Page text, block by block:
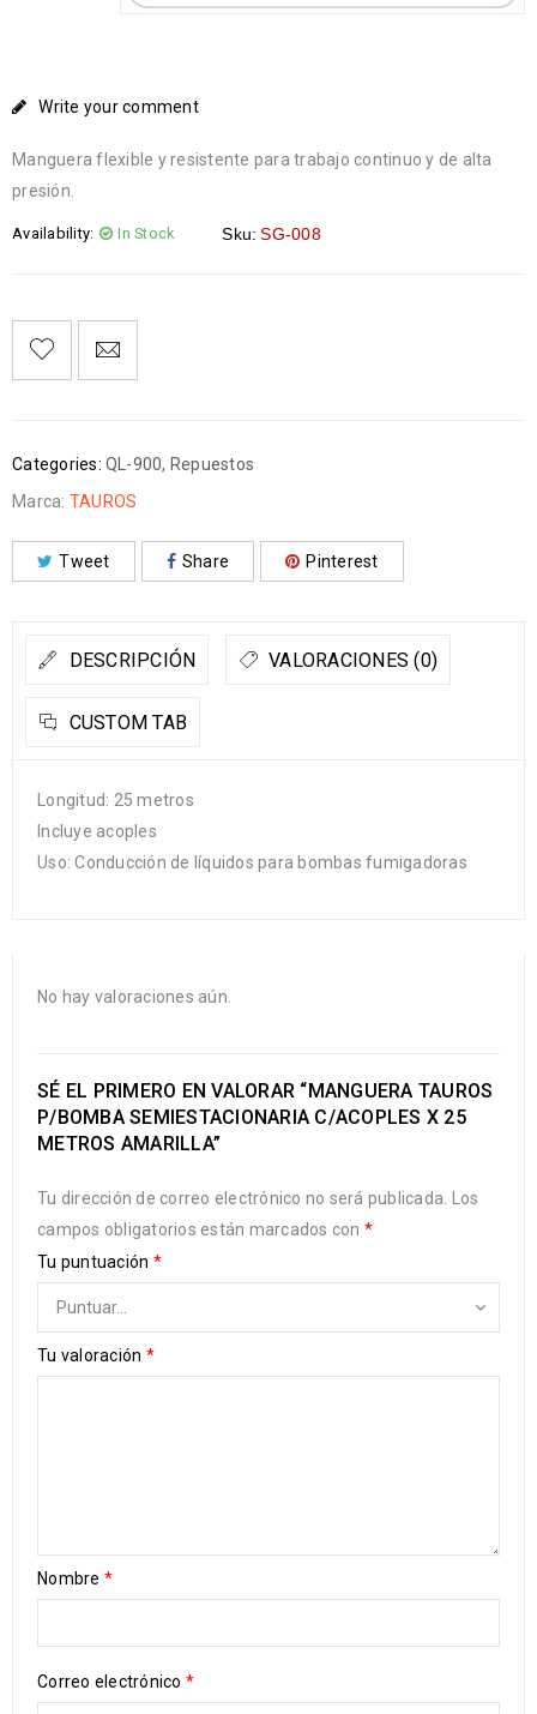
Write your comment
Manguera flexible y resistente para trabajo continuo y de alta
presión.
Availability: In Stock Sku: SG-008
Categories: QL-900, Repuestos
Marca: TAUROS
Tweet Share Pinterest
DESCRIPCIÓN VALORACIONES (0)
CUSTOM TAB
Longitud: 25 metros
Incluye acoples
Uso: Conducción de líquidos para bombas fumigadoras
No hay valoraciones aún.
SÉ EL PRIMERO EN VALORAR “MANGUERA TAUROS
P/BOMBA SEMIESTACIONARIA C/ACOPLES X 25
METROS AMARILLA”
Tu dirección de correo electrónico no será publicada. Los
campos obligatorios están marcados con *
Tu puntuación *
Tu valoración *
Nombre *
Correo electrónico *